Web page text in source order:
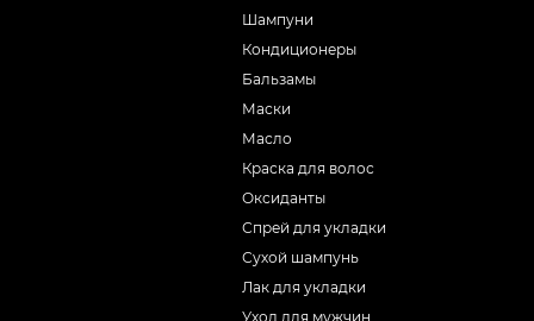
Шампуни
Кондиционеры
Бальзамы
Маски
Масло
Краска для волос
Оксиданты
Спрей для укладки
Сухой шампунь
Лак для укладки
Уход для мужчин